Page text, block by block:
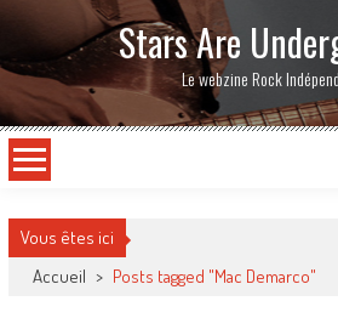
Stars Are
Le webzine Rock
Vous êtes ici
Accueil > Posts tagged "Mac Demarco"